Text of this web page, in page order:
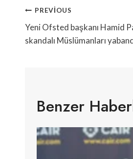
Yazı
Gezinmesi
PREVIOUS
Yeni Ofsted başkanı Hamid
skandalı Müslümanları
Benzer